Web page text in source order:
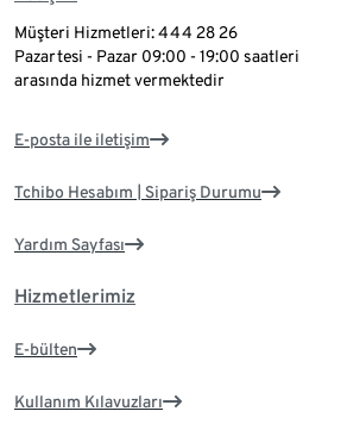
Müşteri Hizmetleri: 444 28 26
Pazartesi - Pazar 09:00 - 19:00 saatleri
arasında hizmet vermektedir
E-posta ile iletişim
Tchibo Hesabım | Sipariş Durumu
Yardım Sayfası
Hizmetlerimiz
E-bülten
Kullanım Kılavuzları